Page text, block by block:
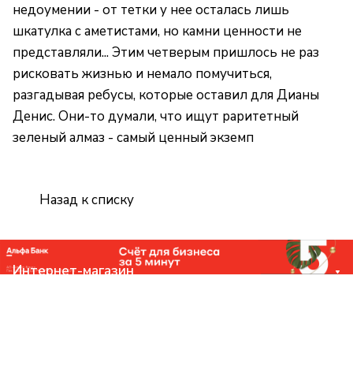
недоумении - от тетки у нее осталась лишь
шкатулка с аметистами, но камни ценности не
представляли... Этим четверым пришлось не раз
рисковать жизнью и немало помучиться,
разгадывая ребусы, которые оставил для Дианы
Денис. Они-то думали, что ищут раритетный
зеленый алмаз - самый ценный экземп
Назад к списку
Интернет-магазин